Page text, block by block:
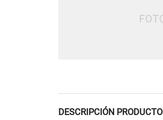
DESCRIPCIÓN PRODUCTO